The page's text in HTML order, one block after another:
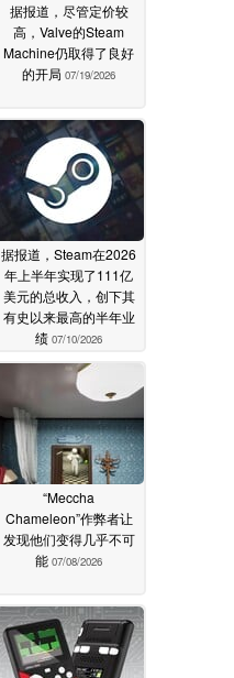
据报道，尽管定价较
高，Valve的Steam
Machine仍取得了良好
的开局 07/19/2026
据报道，Steam在2026
年上半年实现了111亿
美元的总收入，创下其
有史以来最高的半年业
绩 07/10/2026
“Meccha
Chameleon”作弊者让
发现他们变得几乎不可
能 07/08/2026